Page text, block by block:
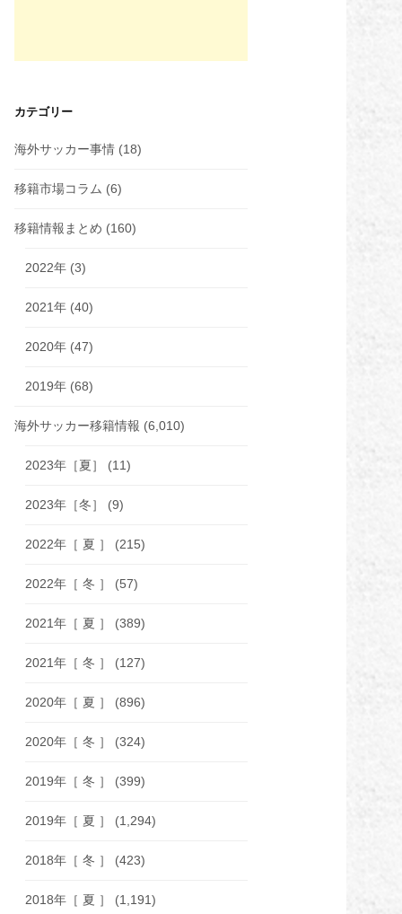
カテゴリー
海外サッカー事情 (18)
移籍市場コラム (6)
移籍情報まとめ (160)
2022年 (3)
2021年 (40)
2020年 (47)
2019年 (68)
海外サッカー移籍情報 (6,010)
2023年［夏］ (11)
2023年［冬］ (9)
2022年［ 夏 ］ (215)
2022年［ 冬 ］ (57)
2021年［ 夏 ］ (389)
2021年［ 冬 ］ (127)
2020年［ 夏 ］ (896)
2020年［ 冬 ］ (324)
2019年［ 冬 ］ (399)
2019年［ 夏 ］ (1,294)
2018年［ 冬 ］ (423)
2018年［ 夏 ］ (1,191)